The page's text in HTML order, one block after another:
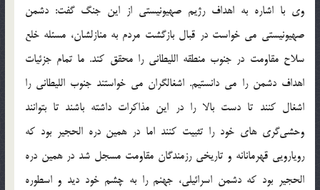
‫وی با اشاره به اهداف رژیم صهیونیستی از این جنگ گفت: دشمن
صهیونیستی می خواست در قبال بازگشت مردم به منازلشان، مسئله خلع
سلاح مقاومت در جنوب منطقه اللیطانی را محقق کند. ما تمام جزئیات
اهداف دشمن را می دانستیم. اشغالگران می خواستند جنوب اللیطانی را
اشغال کنند تا دست بالا را در این مذاکرات داشته باشند‬‎ تا بتوانند
وحشی‌گری های خود را تثبیت کنند اما در همین دره الحجیر بود که
رویارویی قهرمانانه و تاریخی رزمندگان مقاومت مسجل شد در همین دره
الحجیر بود که دشمن اسرائیلی، جهنم را به چشم خود دید و اسطوره